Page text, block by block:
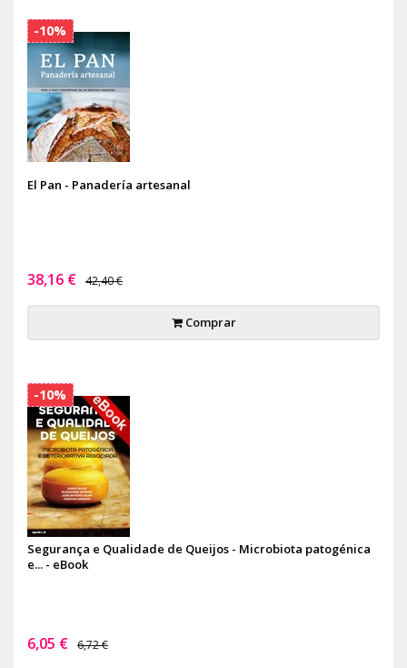
El Pan - Panadería artesanal
38,16 € 42,40 €
Comprar
-10%
Segurança e Qualidade de Queijos - Microbiota patogénica
e... - eBook
6,05 € 6,72 €
-10%